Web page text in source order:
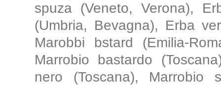
spuza (Veneto, Verona),
(Umbria, Bevagna), Erba
Marobbi bstard (Emilia-
Marrobio bastardo
nero (Toscana), Marrobio